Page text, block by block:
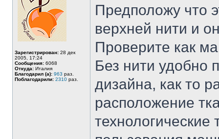
Зарегистрирован: 28 дек
2005, 17:24
Сообщения: 6068
Откуда: Италия
Благодарил (а): 963 раз.
Поблагодарили: 2310 раз.
Предположу что
верхней нити и
Проверите как
Без нити удобно
дизайна, как то
расположение